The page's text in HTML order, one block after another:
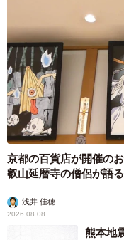
京都の百貨店が開催の
叡山延暦寺の僧侶が語
浅井 佳穂
2026.08.08
熊本地